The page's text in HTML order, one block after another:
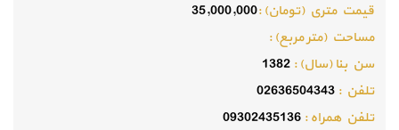
قيمت متري (تومان) :35,000,000
مساحت (متر مربع) :
سن بنا (سال) :1382
تلفن :02636504343
تلفن همراه :09302435136